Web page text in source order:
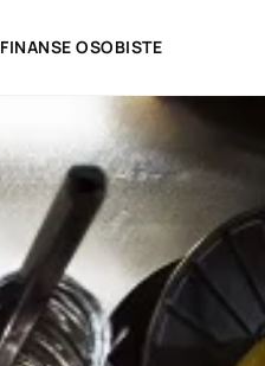
FINANSE OSOBISTE